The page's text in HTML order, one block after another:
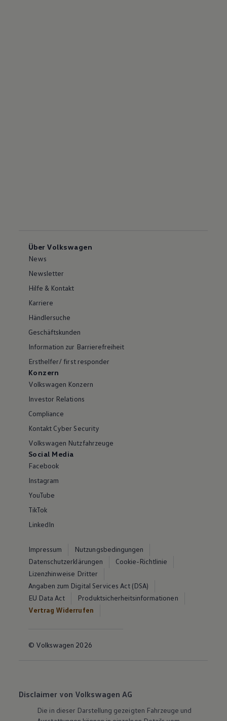
Über Volkswagen
News
Newsletter
Hilfe & Kontakt
Karriere
Händlersuche
Geschäftskunden
Information zur Barrierefreiheit
Ersthelfer/ first responder
Konzern
Volkswagen Konzern
Investor Relations
Compliance
Kontakt Cyber Security
Volkswagen Nutzfahrzeuge
Social Media
Facebook
Instagram
YouTube
TikTok
LinkedIn
Impressum
Nutzungsbedingungen
Datenschutzerklärungen
Cookie-Richtlinie
Lizenzhinweise Dritter
Angaben zum Digital Services Act (DSA)
EU Data Act
Produktsicherheitsinformationen
Vertrag Widerrufen
© Volkswagen 2026
Disclaimer von Volkswagen AG
Die in dieser Darstellung gezeigten Fahrzeuge und